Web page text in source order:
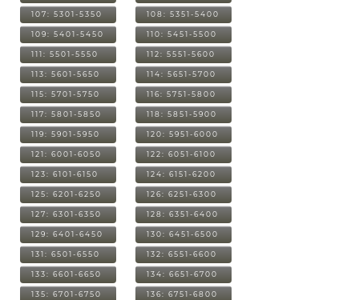
107: 5301-5350 108: 5351-5400
109: 5401-5450 110: 5451-5500
111: 5501-5550 112: 5551-5600
113: 5601-5650 114: 5651-5700
115: 5701-5750 116: 5751-5800
117: 5801-5850 118: 5851-5900
119: 5901-5950 120: 5951-6000
121: 6001-6050 122: 6051-6100
123: 6101-6150 124: 6151-6200
125: 6201-6250 126: 6251-6300
127: 6301-6350 128: 6351-6400
129: 6401-6450 130: 6451-6500
131: 6501-6550 132: 6551-6600
133: 6601-6650 134: 6651-6700
135: 6701-6750 136: 6751-6800